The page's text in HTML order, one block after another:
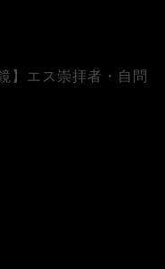
】エス崇拝者・自問